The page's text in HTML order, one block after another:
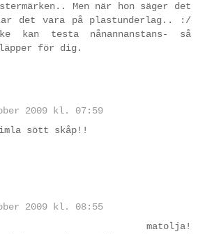
Men när hon säger det
det vara på plastunderlag.. :/
kan testa nånannanstans- så
för dig.
2009 kl. 07:59
sött skåp!!
2009 kl. 08:55
matolja!